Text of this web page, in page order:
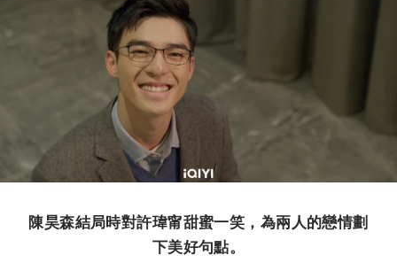
陳昊森結局時對許瑋甯甜蜜一笑，為兩人的戀情劃
下美好句點。